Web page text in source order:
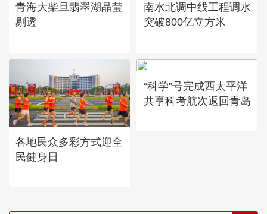
青海大柴旦翡翠湖晶莹
剔透
南水北调中线工程调水
突破800亿立方米
各地民众多彩方式迎全
民健身日
“科学”号完成西太平洋
共享科考航次返回青岛